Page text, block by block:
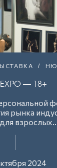
НЮ
— 18+
рынка
2024